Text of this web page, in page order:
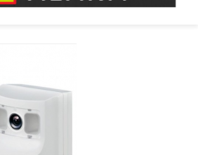
app